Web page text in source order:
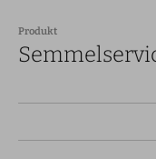
Produkt